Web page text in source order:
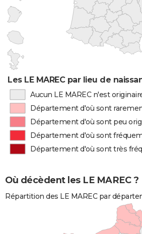
Les LE MAREC par lieu de
Aucun LE MAREC n'est
Département d'où sont
Département d'où sont peu
Département d'où sont
Département d'où sont très
Où décèdent les LE MAREC ?
Répartition des LE MAREC par